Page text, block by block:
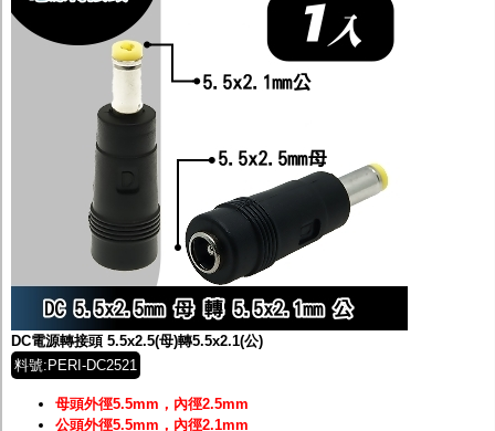
DC電源轉接頭 5.5x2.5(母)轉5.5x2.1(公)
料號:PERI-DC2521
母頭外徑5.5mm，內徑2.5mm
公頭外徑5.5mm，內徑2.1mm